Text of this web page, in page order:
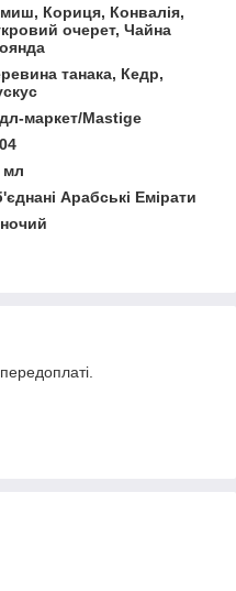
Кориця, Конвалія,
очерет, Чайна
танака, Кедр,
маркет/Mastige
мл
Арабські Емірати